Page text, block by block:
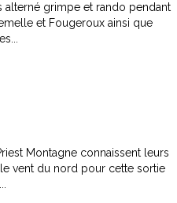
alterné grimpe et rando pendant
et Fougeroux ainsi que
Montagne connaissent leurs
vent du nord pour cette sortie